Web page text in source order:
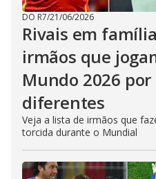
DO R7/21/06/2026
Rivais em
irmãos que
Mundo 2026 por
diferentes
Veja a lista de irmãos que
torcida durante o Mundial